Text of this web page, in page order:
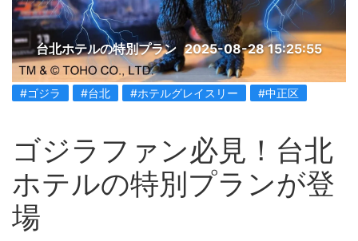
台北ホテルの特別プラン 2025-08-28 15:25:55
#ゴジラ #台北 #ホテルグレイスリー #中正区
ゴジラファン必見！台北
ホテルの特別プランが登
場